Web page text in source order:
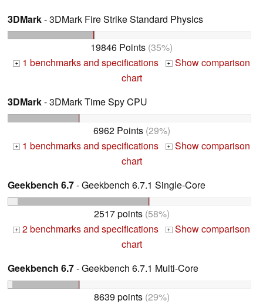
3DMark- 3DMark Fire Strike Standard Physics
19846 Points (35%)
+ 1 benchmarks and specifications + Show comparison
chart
3DMark- 3DMark Time Spy CPU
6962 Points(29%)
+ 1 benchmarks and specifications + Show comparison
chart
Geekbench 6.7- Geekbench 6.7.1 Single-Core
2517 points(58%)
+ 2 benchmarks and specifications + Show comparison
chart
Geekbench 6.7- Geekbench 6.7.1 Multi-Core
8639 points(29%)